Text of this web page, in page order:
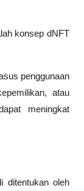
konsep dNFT
penggunaan
atau
meningkat
ditentukan oleh